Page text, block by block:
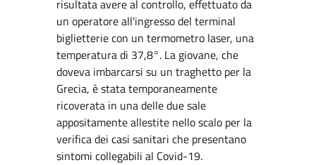
risultata avere al controllo, effettuato da
un operatore all'ingresso del terminal
biglietterie con un termometro laser, una
temperatura di 37,8°. La giovane, che
doveva imbarcarsi su un traghetto per la
Grecia, è stata temporaneamente
ricoverata in una delle due sale
appositamente allestite nello scalo per la
verifica dei casi sanitari che presentano
sintomi collegabili al Covid-19.